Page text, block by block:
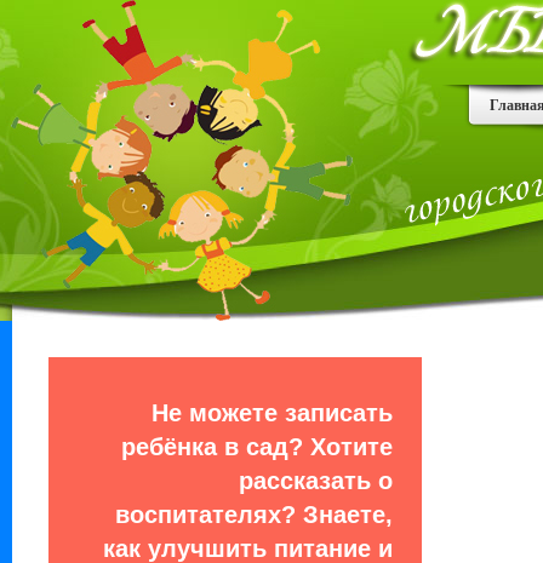
Не можете записать
ребёнка в сад? Хотите
рассказать о
воспитателях? Знаете,
как улучшить питание и